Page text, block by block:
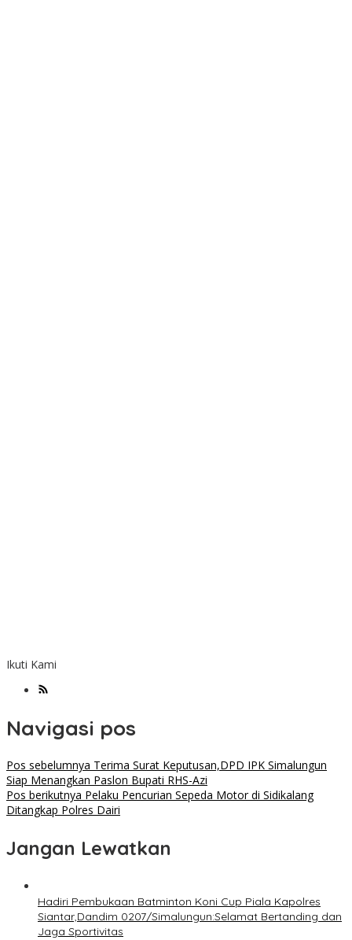
Ikuti Kami
Navigasi pos
Pos sebelumnya Terima Surat Keputusan,DPD IPK Simalungun
Siap Menangkan Paslon Bupati RHS-Azi
Pos berikutnya Pelaku Pencurian Sepeda Motor di Sidikalang
Ditangkap Polres Dairi
Jangan Lewatkan
Hadiri Pembukaan Batminton Koni Cup Piala Kapolres
Siantar,Dandim 0207/Simalungun:Selamat Bertanding dan
Jaga Sportivitas